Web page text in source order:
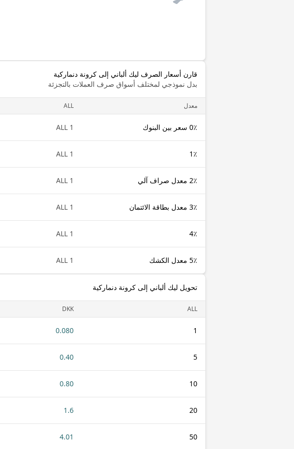
قارن أسعار الصرف ليك ألباني إلى كرونة دنماركية
بدل نموذجي لمختلف أسواق صرف العملات بالتجزئة
معدل ALL
0٪ سعر بين البنوك 1 ALL
1٪ 1 ALL
2٪ معدل صراف آلي 1 ALL
3٪ معدل بطاقة الائتمان 1 ALL
4٪ 1 ALL
5٪ معدل الكشك 1 ALL
تحويل ليك ألباني إلى كرونة دنماركية
ALL
DKK
1
0.080
5
0.40
10
0.80
20
1.6
50
4.01